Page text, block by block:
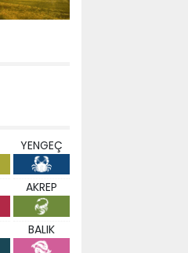
YENGEÇ
AKREP
BALIK